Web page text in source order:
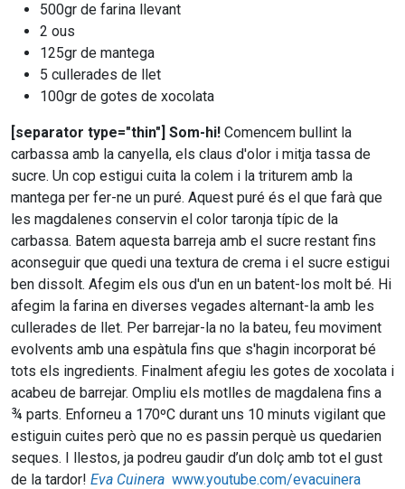
500gr de farina llevant
2 ous
125gr de mantega
5 cullerades de llet
100gr de gotes de xocolata
[separator type="thin"] Som-hi! Comencem bullint la
carbassa amb la canyella, els claus d'olor i mitja tassa de
sucre. Un cop estigui cuita la colem i la triturem amb la
mantega per fer-ne un puré. Aquest puré és el que farà que
les magdalenes conservin el color taronja típic de la
carbassa. Batem aquesta barreja amb el sucre restant fins
aconseguir que quedi una textura de crema i el sucre estigui
ben dissolt. Afegim els ous d'un en un batent-los molt bé. Hi
afegim la farina en diverses vegades alternant-la amb les
cullerades de llet. Per barrejar-la no la bateu, feu moviment
evolvents amb una espàtula fins que s'hagin incorporat bé
tots els ingredients. Finalment afegiu les gotes de xocolata i
acabeu de barrejar. Ompliu els motlles de magdalena fins a
¾ parts. Enforneu a 170ºC durant uns 10 minuts vigilant que
estiguin cuites però que no es passin perquè us quedarien
seques. I llestos, ja podreu gaudir d’un dolç amb tot el gust
de la tardor! Eva Cuinera www.youtube.com/evacuinera